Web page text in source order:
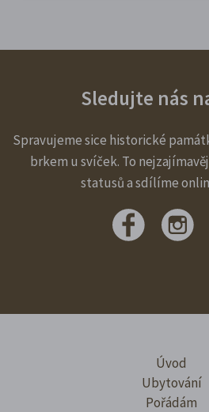
Sledujte nás
Spravujeme sice historické
brkem u svíček. To
statusů a sdílíme
Úvod
Ubytování
Pořádám